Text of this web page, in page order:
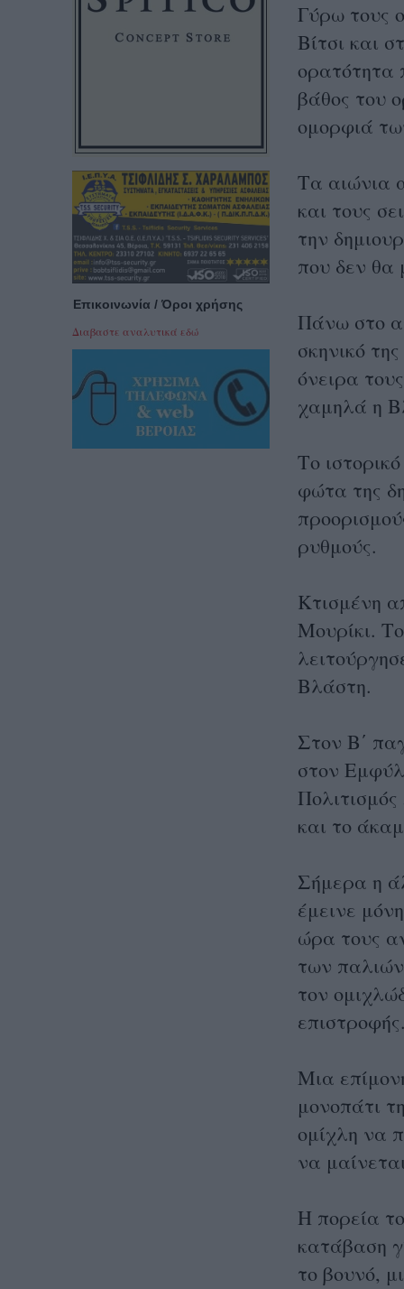
Γύρω τους
Βίτσι και
ορατότητα
βάθος του
ομορφιά
Τα αιώνια
και τους
την
που δεν θα
Πάνω στο
σκηνικό
όνειρα
χαμηλά η
Το
φώτα της
ρυθμούς.
Κτισμένη
Μουρίκι.
Βλάστη.
Στον Β΄
στον
και το
Σήμερα η
έμεινε
ώρα τους
των
τον
Μια
μονοπάτι
ομίχλη να
να
Η πορεία
κατάβαση
το βουνό,
Επικοινωνία / Όροι χρήσης
Διαβαστε αναλυτικά εδώ